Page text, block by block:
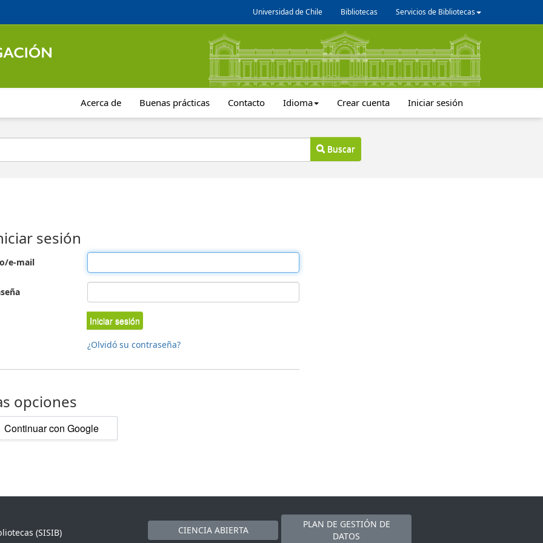
Universidad de Chile Bibliotecas Servicios de Bibliotecas
Acerca de Buenas prácticas Contacto Idioma Crear cuenta Iniciar sesión
Buscar
sesión
e-mail
Iniciar sesión
¿Olvidó su contraseña?
opciones
Continuar con Google
(SISIB)
CIENCIA ABIERTA
PLAN DE GESTIÓN DE
DATOS